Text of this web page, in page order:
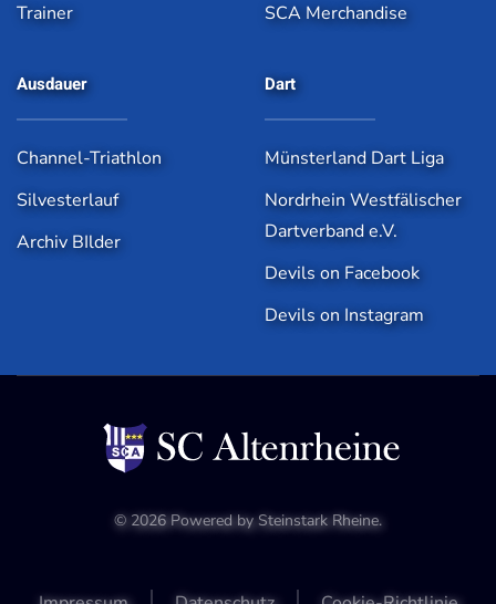
Trainer
SCA Merchandise
Ausdauer
Channel-Triathlon
Silvesterlauf
Archiv BIlder
Dart
Münsterland Dart Liga
Nordrhein Westfälischer
Dartverband e.V.
Devils on Facebook
Devils on Instagram
© 2026Powered bySteinstark Rheine.